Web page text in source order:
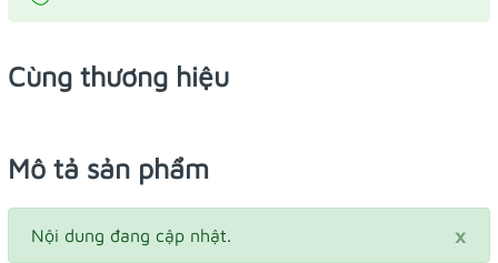
Cùng thương hiệu
Mô tả sản phẩm
×
Nội dung đang cập nhật.